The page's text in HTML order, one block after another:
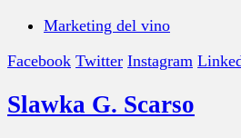
Marketing del vino
Facebook Twitter Instagram
Slawka G. Scarso